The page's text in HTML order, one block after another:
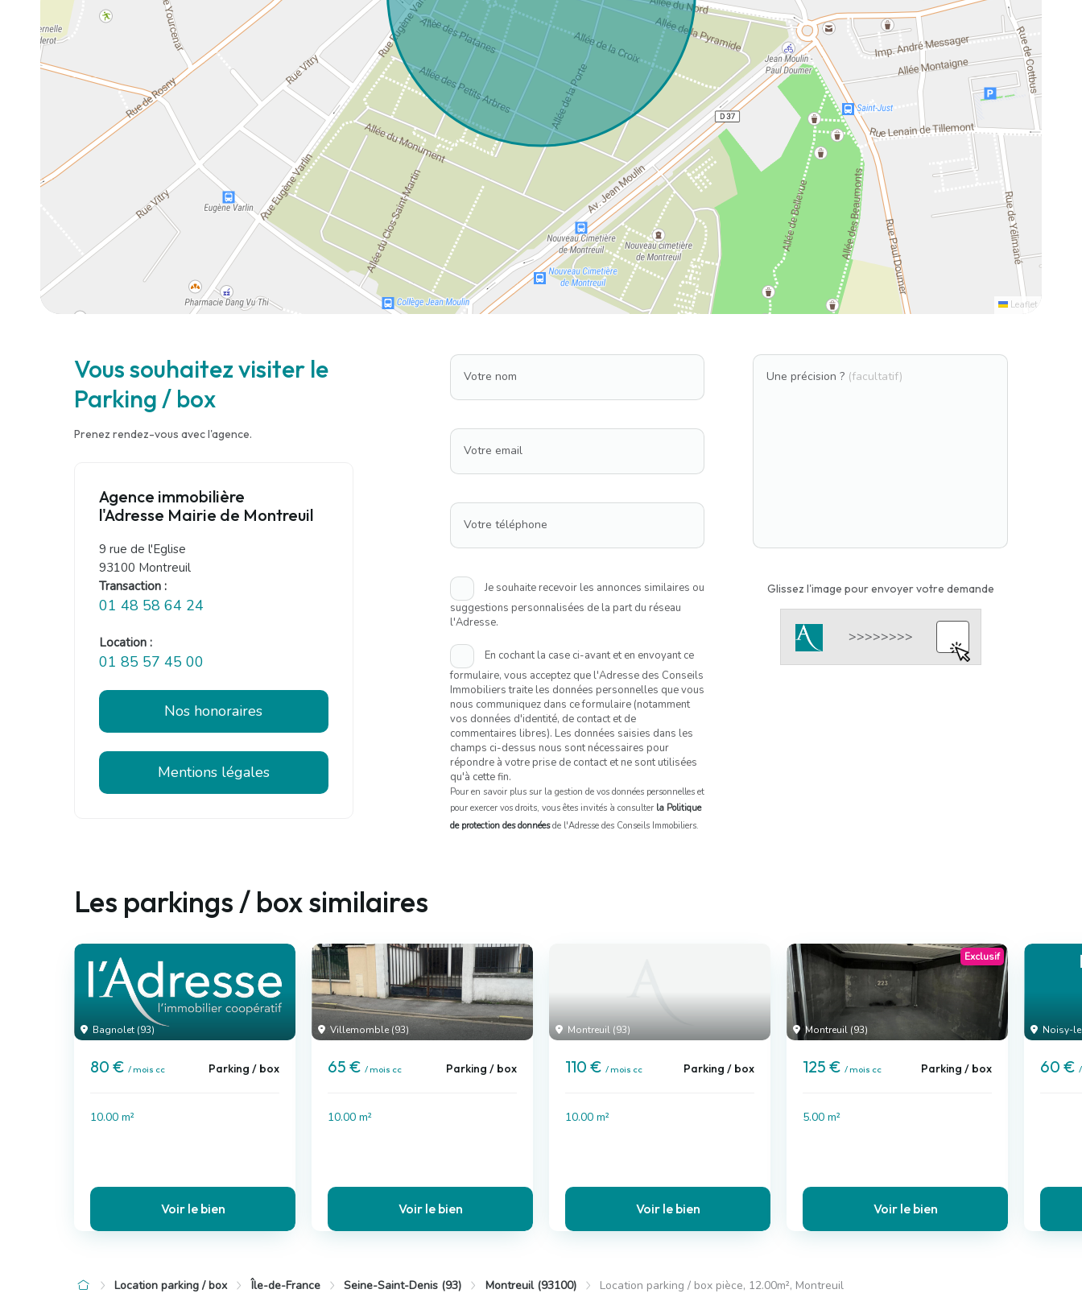
Leaflet
Vous souhaitez visiter le
Parking / box
Prenez rendez-vous avec l'agence.
Agence immobilière
l'Adresse Mairie de Montreuil
9 rue de l'Eglise
93100 Montreuil
Transaction :
01 48 58 64 24
Location :
01 85 57 45 00
Nos honoraires
Mentions légales
Votre nom
Votre email
Votre téléphone
Je souhaite recevoir les annonces similaires ou
suggestions personnalisées de la part du réseau
l'Adresse.
En cochant la case ci-avant et en envoyant ce
formulaire, vous acceptez que l'Adresse des Conseils
Immobiliers traite les données personnelles que vous
nous communiquez dans ce formulaire (notamment
vos données d'identité, de contact et de
commentaires libres). Les données saisies dans les
champs ci-dessus nous sont nécessaires pour
répondre à votre prise de contact et ne sont utilisées
qu'à cette fin.
Pour en savoir plus sur la gestion de vos données personnelles et
pour exercer vos droits, vous êtes invités à consulter la Politique
de protection des donnéesde l'Adresse des Conseils Immobiliers.
Une précision ? (facultatif)
Glissez l'image pour envoyer votre demande
Les parkings / box similaires
Bagnolet (93)
80 € / mois cc Parking / box
10.00 m²
Voir le bien
Villemomble (93)
65 € / mois cc Parking / box
10.00 m²
Voir le bien
Montreuil (93)
110 € / mois cc Parking / box
10.00 m²
Voir le bien
Montreuil (93)
Exclusif
125 € / mois cc Parking / box
5.00 m²
Voir le bien
Noisy-
60 €
Location parking / box Île-de-France Seine-Saint-Denis (93) Montreuil (93100) Location parking / box pièce, 12.00m², Montreuil